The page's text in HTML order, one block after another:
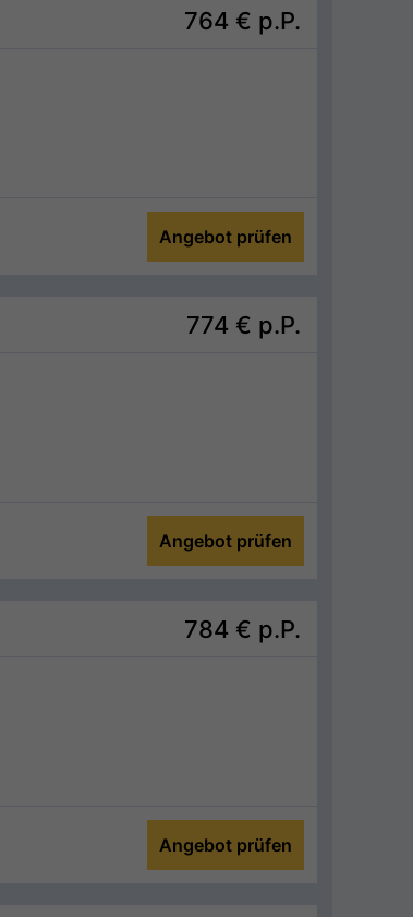
764 € p.P.
Angebot prüfen
774 € p.P.
Angebot prüfen
784 € p.P.
Angebot prüfen